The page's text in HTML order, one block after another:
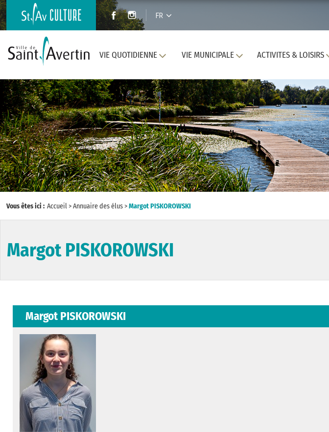
FR
VIE QUOTIDIENNE VIE MUNICIPALE ACTIVITES & LOISIRS
Vous êtes ici : Accueil>Annuaire des élus>Margot PISKOROWSKI
Margot PISKOROWSKI
Margot PISKOROWSKI